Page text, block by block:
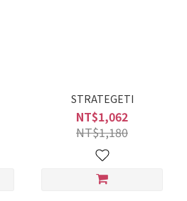
STRATEGETI
NT$1,062
NT$1,180